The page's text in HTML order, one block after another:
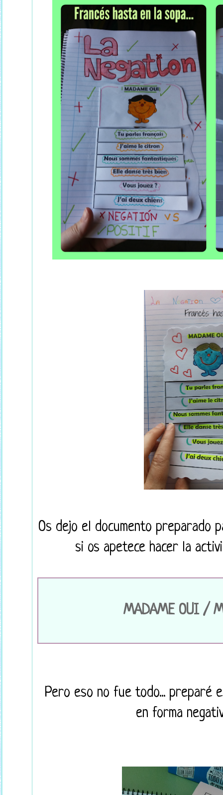
Os dejo el documento preparado
si os apetece hacer la
MADAME OUI /
Pero eso no fue todo... preparé
en forma